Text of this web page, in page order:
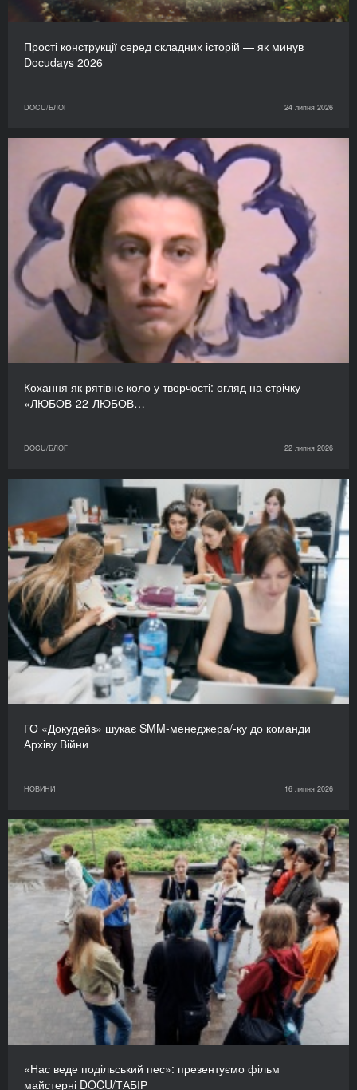
Прості конструкції серед складних історій — як минув
Docudays 2026
DOCU/БЛОГ 24 липня 2026
Кохання як рятівне коло у творчості: огляд на стрічку
«ЛЮБОВ-22-ЛЮБОВ…
DOCU/БЛОГ 22 липня 2026
ГО «Докудейз» шукає SMM-менеджера/-ку до команди
Архіву Війни
НОВИНИ 16 липня 2026
«Нас веде подільський пес»: презентуємо фільм
майстерні DOCU/ТАБІР